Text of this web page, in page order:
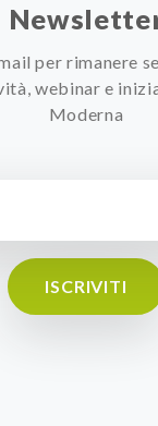
per rimanere
webinar e
Moderna
ISCRIVITI